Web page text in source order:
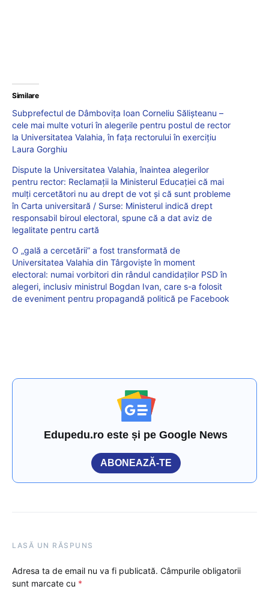
Similare
Subprefectul de Dâmbovița Ioan Corneliu Sălișteanu –
cele mai multe voturi în alegerile pentru postul de rector
la Universitatea Valahia, în fața rectorului în exercițiu
Laura Gorghiu
Dispute la Universitatea Valahia, înaintea alegerilor
pentru rector: Reclamații la Ministerul Educației că mai
mulți cercetători nu au drept de vot și că sunt probleme
în Carta universitară / Surse: Ministerul indică drept
responsabil biroul electoral, spune că a dat aviz de
legalitate pentru cartă
O „gală a cercetării” a fost transformată de
Universitatea Valahia din Târgoviște în moment
electoral: numai vorbitori din rândul candidaților PSD în
alegeri, inclusiv ministrul Bogdan Ivan, care s-a folosit
de eveniment pentru propagandă politică pe Facebook
Edupedu.ro este și pe Google News
ABONEAZĂ-TE
LASĂ UN RĂSPUNS
Adresa ta de email nu va fi publicată. Câmpurile obligatorii
sunt marcate cu *